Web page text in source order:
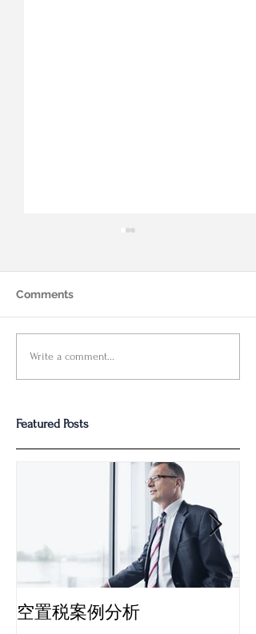
FHSA的细节规则解析，为
您揭秘攻略
Comments
Write a comment...
Featured Posts
空置税案例分析